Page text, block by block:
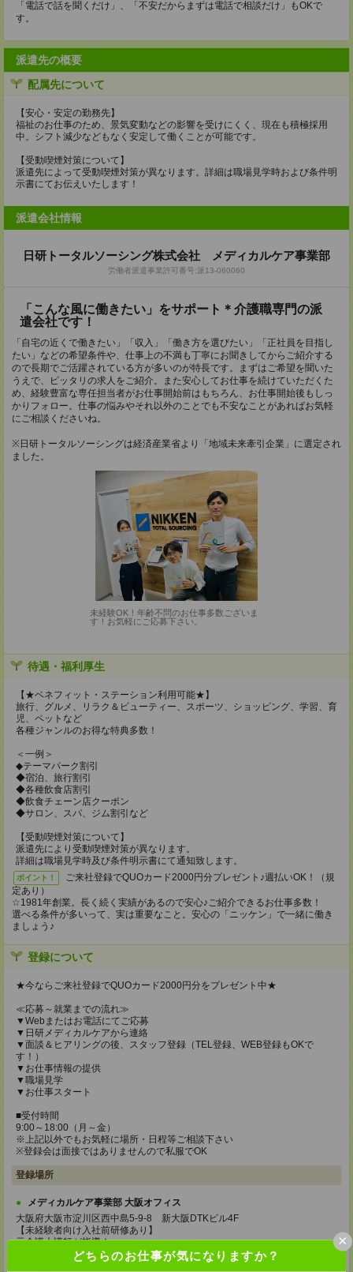
どちらのお仕事が気になりますか？
×
「電話で話を聞くだけ」、「不安だからまずは電話で相談だけ」もOKで
す。
派遣先の概要
配属先について
【安心・安定の勤務先】
福祉のお仕事のため、景気変動などの影響を受けにくく、現在も積極採用
中。シフト減少などもなく安定して働くことが可能です。
【受動喫煙対策について】
派遣先によって受動喫煙対策が異なります。詳細は職場見学時および条件明
示書にてお伝えいたします！
派遣会社情報
日研トータルソーシング株式会社 メディカルケア事業部
労働者派遣事業許可番号:派13-060060
「こんな風に働きたい」をサポート＊介護職専門の派
遣会社です！
「自宅の近くで働きたい」「収入」「働き方を選びたい」「正社員を目指し
たい」などの希望条件や、仕事上の不満も丁寧にお聞きしてからご紹介する
ので長期でご活躍されている方が多いのが特長です。まずはご希望を聞いた
うえで、ピッタリの求人をご紹介。また安心してお仕事を続けていただくた
め、経験豊富な専任担当者がお仕事開始前はもちろん、お仕事開始後もしっ
かりフォロー。仕事の悩みやそれ以外のことでも不安なことがあればお気軽
にご相談くださいね。
※日研トータルソーシングは経済産業省より「地域未来牽引企業」に選定され
ました。
未経験OK！年齢不問のお仕事多数ございま
す！お気軽にご応募下さい。
待遇・福利厚生
【★ベネフィット・ステーション利用可能★】
旅行、グルメ、リラク＆ビューティー、スポーツ、ショッピング、学習、育
児、ペットなど
各種ジャンルのお得な特典多数！
＜一例＞
◆テーマパーク割引
◆宿泊、旅行割引
◆各種飲食店割引
◆飲食チェーン店クーポン
◆サロン、スパ、ジム割引など
【受動喫煙対策について】
派遣先により受動喫煙対策が異なります。
詳細は職場見学時及び条件明示書にて通知致します。
ポイント！
ご来社登録でQUOカード2000円分プレゼント♪週払いOK！（規
定あり）
☆1981年創業。長く続く実績があるので安心♪ご紹介できるお仕事多数！
選べる条件が多いって、実は重要なこと。安心の「ニッケン」で一緒に働き
ましょう♪
登録について
★今ならご来社登録でQUOカード2000円分をプレゼント中★
≪応募～就業までの流れ≫
▼Webまたはお電話にてご応募
▼日研メディカルケアから連絡
▼面談＆ヒアリングの後、スタッフ登録（TEL登録、WEB登録もOKで
す！）
▼お仕事情報の提供
▼職場見学
▼お仕事スタート
■受付時間
9:00～18:00（月～金）
※上記以外でもお気軽に場所・日程等ご相談下さい
※登録会は面接ではありませんので私服でOK
登録場所
メディカルケア事業部 大阪オフィス
大阪府大阪市淀川区西中島5-9-8 新大阪DTKビル4F
【未経験者向け入社前研修あり】
元介護士講師が指導！
6hの事前研修で安心スタート
時給1,177円＋交通費支給（規定あり）